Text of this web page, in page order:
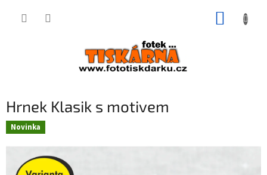
Hrnek Klasik s motivem
Novinka